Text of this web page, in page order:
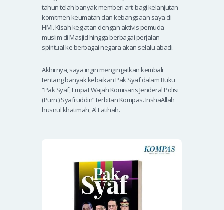
tahun telah banyak memberi arti bagi kelanjutan
komitmen keumatan dan kebangsaan saya di
HMI. Kisah kegiatan dengan aktivis pemuda
muslim di Masjid hingga berbagai perjalan
spiritual ke berbagai negara akan selalu abadi.
Akhirnya, saya ingin mengingatkan kembali
tentang banyak kebaikan Pak Syaf dalam Buku
“Pak Syaf, Empat Wajah Komisaris Jenderal Polisi
(Purn.) Syafruddin” terbitan Kompas. InshaAllah
husnul khatimah, Al Fatihah.